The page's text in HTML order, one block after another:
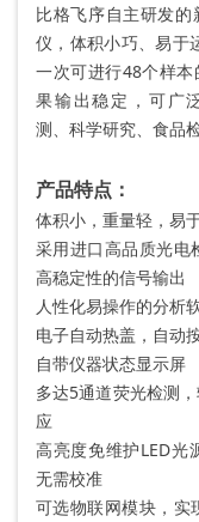
比格飞序自主研发的
仪，体积小巧、易于
一次可进行48个样本
果输出稳定，可广
测、科学研究、食品
产品特点：
体积小，重量轻，易
采用进口高品质光电
高稳定性的信号输出
人性化易操作的分析
电子自动热盖，自动
自带仪器状态显示屏
多达5通道荧光检测
应
高亮度免维护LED光
无需校准
可选物联网模块，实